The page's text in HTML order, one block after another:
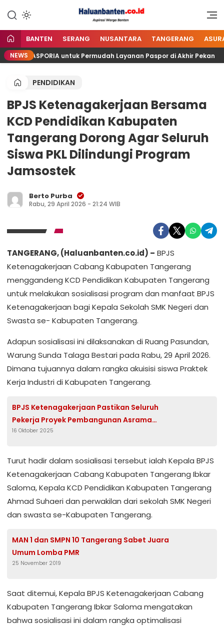
konten
Haluan Banten
Aspirasi Warga Banten
BANTEN SERANG NUSANTARA TANGERANG
NEWS
PASPORIA untuk Permudah Layanan Paspor di Akhir Pekan
PENDIDIKAN
BPJS Ketenagakerjaan Bersama
KCD Pendidikan Kabupaten
Tangerang Dorong Agar Seluruh
Siswa PKL Dilindungi Program
Jamsostek
Berto Purba
Rabu, 29 April 2026 - 21:24 WIB
TANGERANG, (Haluanbanten.co.id) – BPJS
Ketenagakerjaan Cabang Kabupaten Tangerang
menggandeng KCD Pendidikan Kabupaten Tangerang
untuk melakukan sosialisasi program dan manfaat BPJS
Ketenagakerjaan bagi Kepala Sekolah SMK Negeri dan
Swasta se- Kabupaten Tangerang.
Adapun sosialisasi ini dilaksanakan di Ruang Pasundan,
Warung Sunda Talaga Bestari pada Rabu, 29 April 2026.
Dimana tujuannya dalam rangka akuisisi siswa Praktek
Kerja Industri di Kabupaten Tangerang.
BPJS Ketenagakerjaan Pastikan Seluruh
Pekerja Proyek Pembangunan Asrama
Pondok Pesantren di Wilayah Kabupaten
16 Oktober 2025
Turut hadir dalam sosialisasi tersebut ialah Kepala BPJS
Ketenagakerjaan Cabang Kabupaten Tangerang Ibkar
Saloma, Kepala KCD Pendidikan Kabupaten Tangerang
Ahmad Suhaeri dan perwakilan dari sekolah SMK Negeri
dan swasta se-Kabupaten Tangerang.
MAN 1 dan SMPN 10 Tangerang Sabet Juara
Umum Lomba PMR
25 November 2019
Saat ditemui, Kepala BPJS Ketenagakerjaan Cabang
Kabupaten Tangerang Ibkar Saloma mengatakan
bahwa sosialisasi ini dalam rangka optimalisasi